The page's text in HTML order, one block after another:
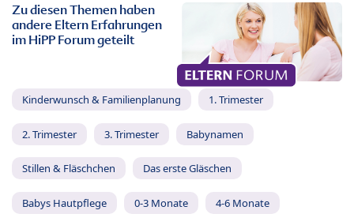
Zu diesen Themen haben
andere Eltern Erfahrungen
im HiPP Forum geteilt
Kinderwunsch & Familienplanung 1. Trimester
2. Trimester 3. Trimester Babynamen
Stillen & Fläschchen Das erste Gläschen
Babys Hautpflege 0-3 Monate 4-6 Monate